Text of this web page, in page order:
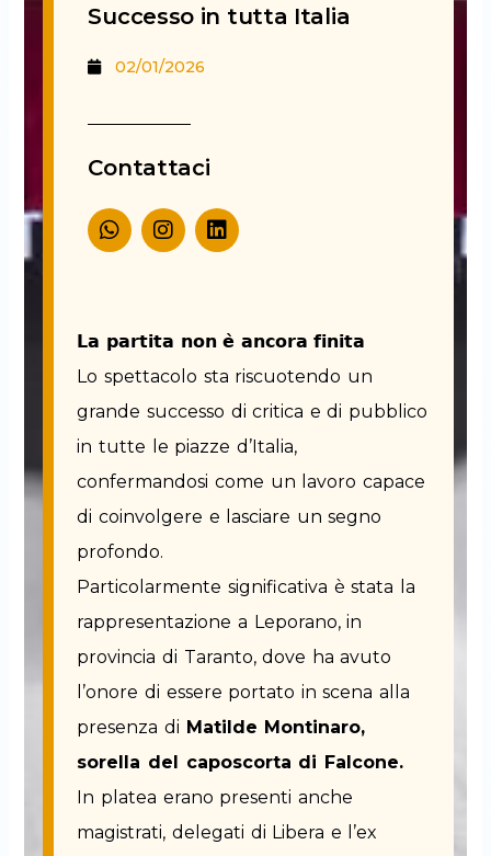
Successo in tutta Italia
02/01/2026
Contattaci
W
h
a
p
p
I
n
s
r
m
L
i
n
i
𝗟𝗮 𝗽𝗮𝗿𝘁𝗶𝘁𝗮 𝗻𝗼𝗻 𝗲̀ 𝗮𝗻𝗰𝗼𝗿𝗮 𝗳𝗶𝗻𝗶𝘁𝗮
Lo spettacolo sta riscuotendo un
grande successo di critica e di pubblico
in tutte le piazze d’Italia,
confermandosi come un lavoro capace
di coinvolgere e lasciare un segno
profondo.
Particolarmente significativa è stata la
rappresentazione a Leporano, in
provincia di Taranto, dove ha avuto
l’onore di essere portato in scena alla
presenza di Matilde Montinaro,
sorella del caposcorta di Falcone.
In platea erano presenti anche
magistrati, delegati di Libera e l’ex